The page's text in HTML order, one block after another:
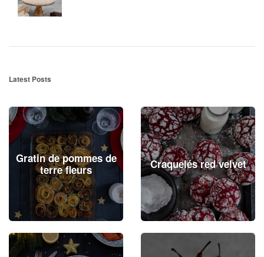
Latest Posts
Gratin de pommes de
terre fleurs
Craquelés red velvet